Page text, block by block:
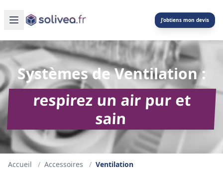
J'obtiens mon devis
Systèmes de Ventilation :
respirez un air pur et
sain
Accueil / Accessoires / Ventilation